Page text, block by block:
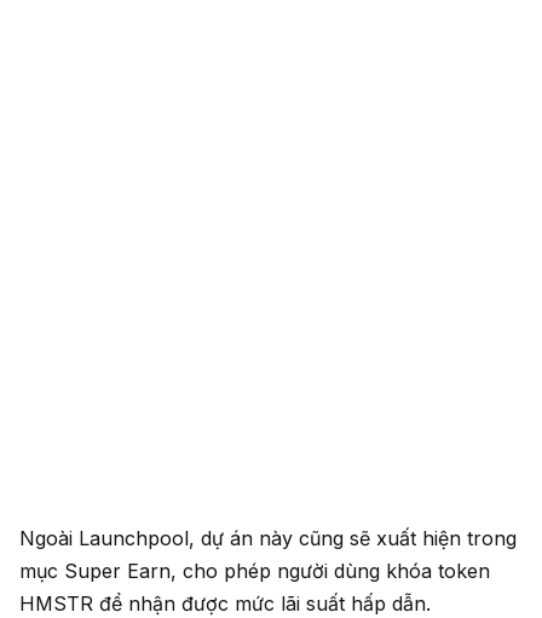
Ngoài Launchpool, dự án này cũng sẽ xuất hiện trong
mục Super Earn, cho phép người dùng khóa token
HMSTR để nhận được mức lãi suất hấp dẫn.